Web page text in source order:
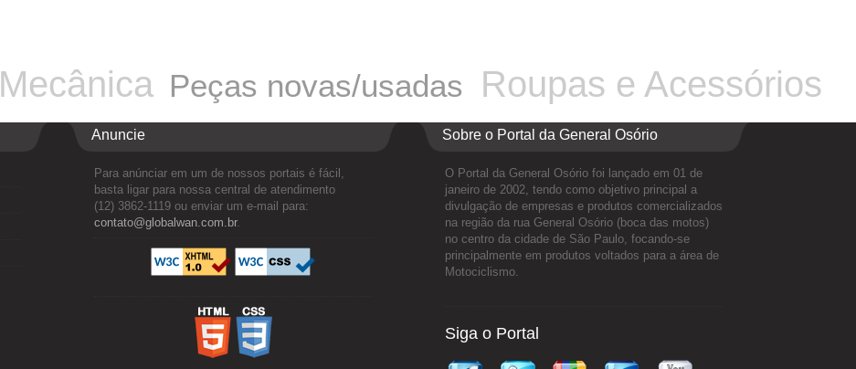
Mecânica Peças novas/usadas Roupas e Acessórios
Anuncie
Para anúnciar em um de nossos portais é fácil,
basta ligar para nossa central de atendimento
(12) 3862-1119 ou enviar um e-mail para:
contato@globalwan.com.br.
Sobre o Portal da General Osório
O Portal da General Osório foi lançado em 01 de
janeiro de 2002, tendo como objetivo principal a
divulgação de empresas e produtos comercializados
na região da rua General Osório (boca das motos)
no centro da cidade de São Paulo, focando-se
principalmente em produtos voltados para a área de
Motociclismo.
Siga o Portal